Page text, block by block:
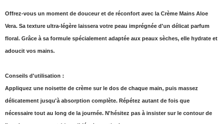
Offrez-vous un moment de douceur et de réconfort avec la Crème Mains Aloe
Vera. Sa texture ultra-légère laissera votre peau imprégnée d'un délicat parfum
floral. Grâce à sa formule spécialement adaptée aux peaux sèches, elle hydrate et
adoucit vos mains.
Conseils d'utilisation :
Appliquez une noisette de crème sur le dos de chaque main, puis massez
délicatement jusqu'à absorption complète. Répétez autant de fois que
nécessaire tout au long de la journée. N'hésitez pas à insister sur le contour de